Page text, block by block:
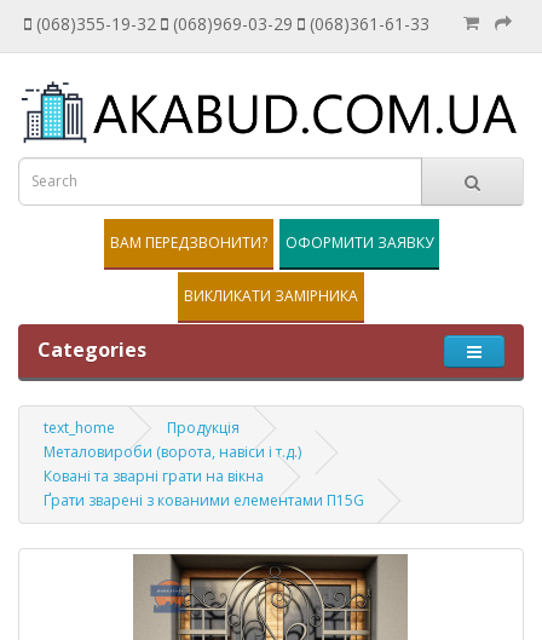
(068)355-19-32 (068)969-03-29 (068)361-61-33
ВАМ ПЕРЕДЗВОНИТИ? ОФОРМИТИ ЗАЯВКУ
ВИКЛИКАТИ ЗАМІРНИКА
Categories
text_home
Продукція
Металовироби (ворота, навіси і т.д.)
Ковані та зварні грати на вікна
Ґрати зварені з кованими елементами П15G